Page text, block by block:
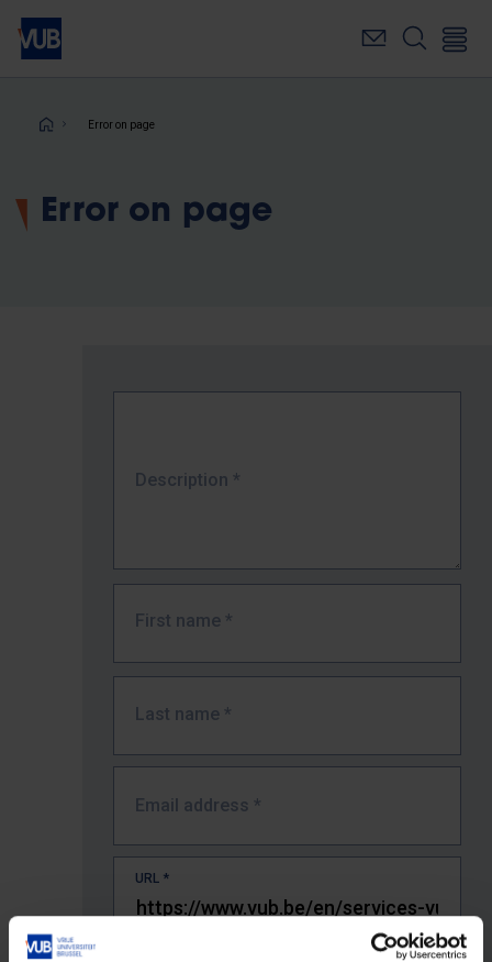
Skip
main
Breadcrumb
Error on page
Error on page
Description *
First name *
Last name *
Email address *
URL *
The full URL of the page where you encountered the error.